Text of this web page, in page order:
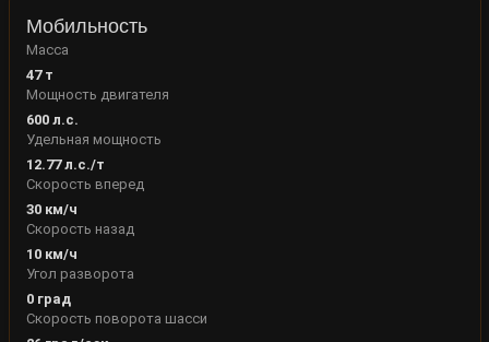
Мобильность
Масса
47т
Мощность двигателя
600л.с.
Удельная мощность
12.77л.с./т
Скорость вперед
30км/ч
Скорость назад
10км/ч
Угол разворота
0град
Скорость поворота шасси